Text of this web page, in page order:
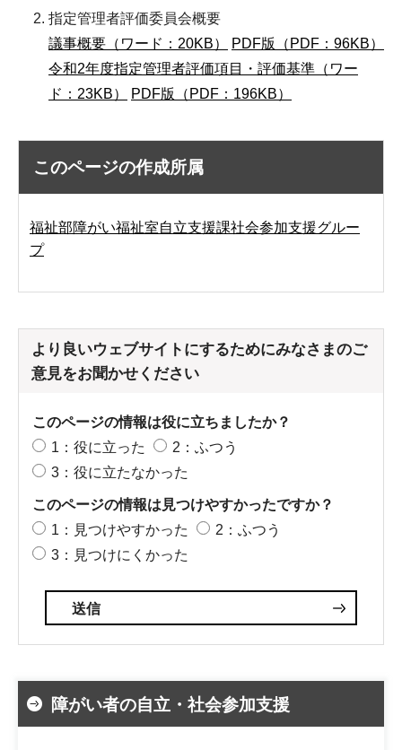
指定管理者評価委員会概要
議事概要（ワード：20KB）
PDF版（PDF：96KB）
令和2年度指定管理者評価項目・評価基準（ワー
ド：23KB）
PDF版（PDF：196KB）
このページの作成所属
福祉部障がい福祉室自立支援課社会参加支援グルー
プ
より良いウェブサイトにするためにみなさまのご
意見をお聞かせください
このページの情報は役に立ちましたか？
1：役に立った
2：ふつう
3：役に立たなかった
このページの情報は見つけやすかったですか？
1：見つけやすかった
2：ふつう
3：見つけにくかった
障がい者の自立・社会参加支援